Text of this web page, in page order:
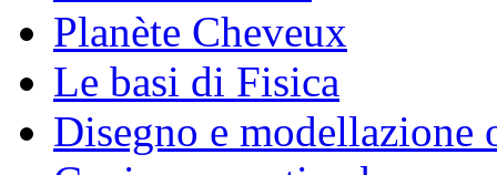
Planète Cheveux
Le basi di Fisica
Disegno e modellazione